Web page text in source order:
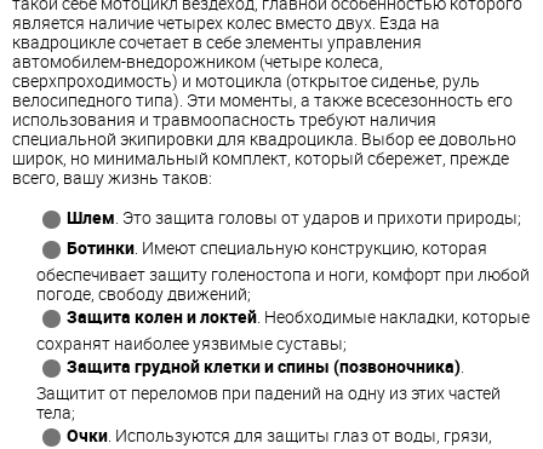
является наличие четырех колес вместо двух. Езда на
квадроцикле сочетает в себе элементы управления
автомобилем-внедорожником (четыре колеса,
сверхпроходимость) и мотоцикла (открытое сиденье, руль
велосипедного типа). Эти моменты, а также всесезонность его
использования и травмоопасность требуют наличия
специальной экипировки для квадроцикла. Выбор ее довольно
широк, но минимальный комплект, который сбережет, прежде
всего, вашу жизнь таков:
Шлем. Это защита головы от ударов и прихоти природы;
Ботинки. Имеют специальную конструкцию, которая
обеспечивает защиту голеностопа и ноги, комфорт при любой
погоде, свободу движений;
Защита колен и локтей. Необходимые накладки, которые
сохранят наиболее уязвимые суставы;
Защита грудной клетки и спины (позвоночника).
Защитит от переломов при падений на одну из этих частей
тела;
Очки. Используются для защиты глаз от воды, грязи,